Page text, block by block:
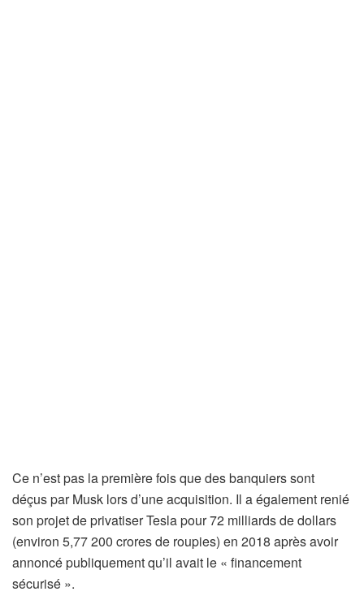
Ce n’est pas la première fois que des banquiers sont
déçus par Musk lors d’une acquisition. Il a également renié
son projet de privatiser Tesla pour 72 milliards de dollars
(environ 5,77 200 crores de roupies) en 2018 après avoir
annoncé publiquement qu’il avait le « financement
sécurisé ».